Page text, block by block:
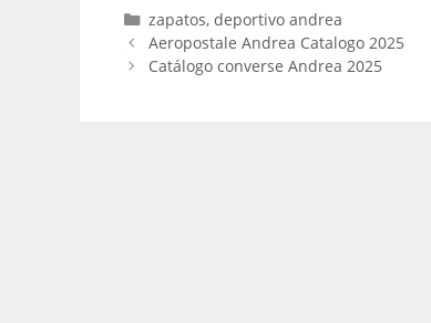
Categorías
zapatos, deportivo andrea
Aeropostale Andrea Catalogo 2025
Catálogo converse Andrea 2025